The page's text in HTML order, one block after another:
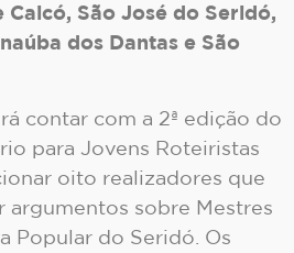
Caicó, São José do Seridó,
dos Dantas e São
contar com a 2ª edição do
para Jovens Roteiristas
oito realizadores que
argumentos sobre Mestres
Popular do Seridó. Os